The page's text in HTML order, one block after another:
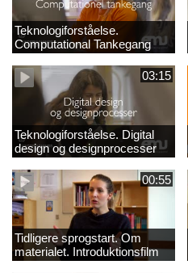
Teknologiforståelse.
Computational Tankegang
03:15
Teknologiforståelse. Digital
design og designprocesser
00:55
Tidligere sprogstart. Om
materialet. Introduktionsfilm